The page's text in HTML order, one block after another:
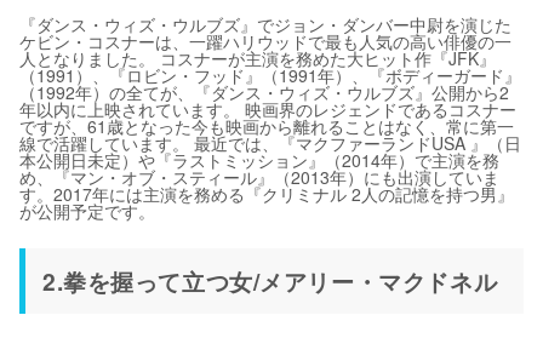
『ダンス・ウィズ・ウルブズ』でジョン・ダンバー中尉を演じた
ケビン・コスナーは、一躍ハリウッドで最も人気の高い俳優の一
人となりました。 コスナーが主演を務めた大ヒット作『JFK』
（1991）、『ロビン・フッド』（1991年）、『ボディーガード』
（1992年）の全てが、『ダンス・ウィズ・ウルブズ』公開から2
年以内に上映されています。 映画界のレジェンドであるコスナー
ですが、61歳となった今も映画から離れることはなく、常に第一
線で活躍しています。 最近では、『マクファーランドUSA 』（日
本公開日未定）や『ラストミッション』（2014年）で主演を務
め、『マン・オブ・スティール』（2013年）にも出演していま
す。2017年には主演を務める『クリミナル 2人の記憶を持つ男』
が公開予定です。
2.拳を握って立つ女/メアリー・マクドネル